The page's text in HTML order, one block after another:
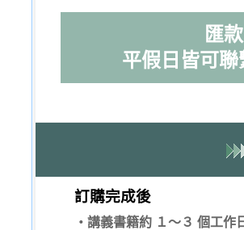
匯
平假日皆可
訂購完成後
‧講義書籍約 １～３ 個工作